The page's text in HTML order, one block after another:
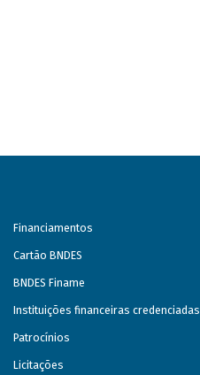
Financiamentos
Cartão BNDES
BNDES Finame
Instituições financeiras credenciadas
Patrocínios
Licitações